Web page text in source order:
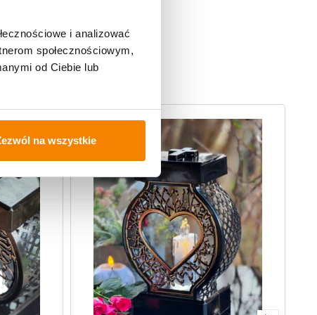
i analizować
społecznościowym,
od Ciebie lub
na wszystkie